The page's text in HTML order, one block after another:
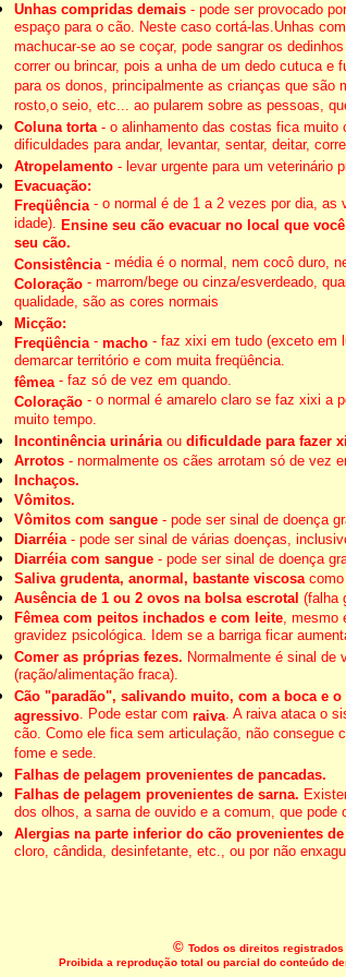
Unhas compridas demais - pode ser provocado
espaço para o cão. Neste caso cortá-las.Unhas
machucar-se ao se coçar, pode sangrar os
correr ou brincar, pois a unha de um dedo cutuca e
para os donos, principalmente as crianças que são
rosto,o seio, etc... ao pularem sobre as pessoas,
Coluna torta- o alinhamento das costas fica muito
dificuldades para andar, levantar, sentar, deitar,
Atropelamento - levar urgente para um veterinário
Evacuação:
Freqüência - o normal é de 1 a 2 vezes por dia,
idade). Ensine seu cão evacuar no local que
seu cão.
Consistência - média é o normal, nem cocô duro,
Coloração - marrom/bege ou cinza/esverdeado,
qualidade, são as cores normais
Micção:
Freqüência - macho - faz xixi em tudo (exceto em
demarcar território e com muita freqüência.
fêmea - faz só de vez em quando.
Coloração - o normal é amarelo claro se faz xixi a
muito tempo.
Incontinência urináriaou dificuldade para fazer
Arrotos - normalmente os cães arrotam só de vez
Inchaços.
Vômitos.
Vômitos com sangue - pode ser sinal de doença
Diarréia- pode ser sinal de várias doenças,
Diarréia com sangue - pode ser sinal de doença
Saliva grudenta, anormal, bastante viscosacomo
Ausência de 1 ou 2 ovos na bolsa escrotal (falha
Fêmea com peitos inchados e com leite, mesmo
gravidez psicológica. Idem se a barriga ficar
Comer as próprias fezes. Normalmente é sinal de
(ração/alimentação fraca).
Cão "paradão", salivando muito, com a boca e o
agressivo. Pode estar com raiva. A raiva ataca o
cão. Como ele fica sem articulação, não consegue
fome e sede.
Falhas de pelagem provenientes de pancadas.
Falhas de pelagem provenientes de sarna.
dos olhos, a sarna de ouvido e a comum, que pode
Alergias na parte inferior do cão provenientes
cloro, cândida, desinfetante, etc., ou por não
© Todos os direitos registrados
Proibida a reprodução total ou parcial do conteúdo